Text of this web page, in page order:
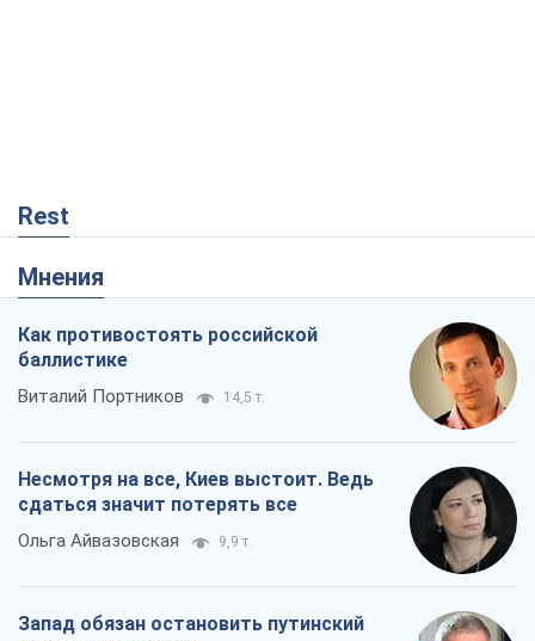
Rest
Мнения
Как противостоять российской
баллистике
Виталий Портников 14,5 т.
Несмотря на все, Киев выстоит. Ведь
сдаться значит потерять все
Ольга Айвазовская 9,9 т.
Запад обязан остановить путинский